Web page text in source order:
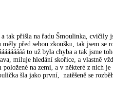
tak přišla na řadu Šmoulinka, cvičily
před sebou zkoušku, tak jsem se
to už byla chyba a tak jsme
miluje hledání skořice, a vlastně
na zemi, a v některé z nich
šla jako první, natěšeně se